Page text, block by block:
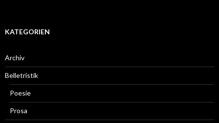
KATEGORIEN
Archiv
Belletristik
Poesie
Prosa